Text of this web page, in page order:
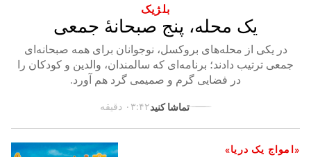
بلژیک
یک محله، پنج صبحانهٔ جمعی
در یکی از محله‌های بروکسل، نوجوانان برای همه صبحانه‌ای
جمعی ترتیب دادند؛ برنامه‌ای که سالمندان، والدین و کودکان را
در فضایی گرم و صمیمی گرد هم آورد.
تماشا کنید۰۳:۴۲ دقیقه
‏«امواج یک دریا»